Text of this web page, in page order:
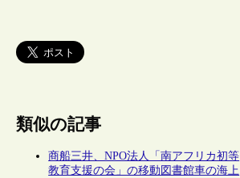
類似の記事
商船三井、NPO法人「南アフリカ初等
教育支援の会」の移動図書館車の海上